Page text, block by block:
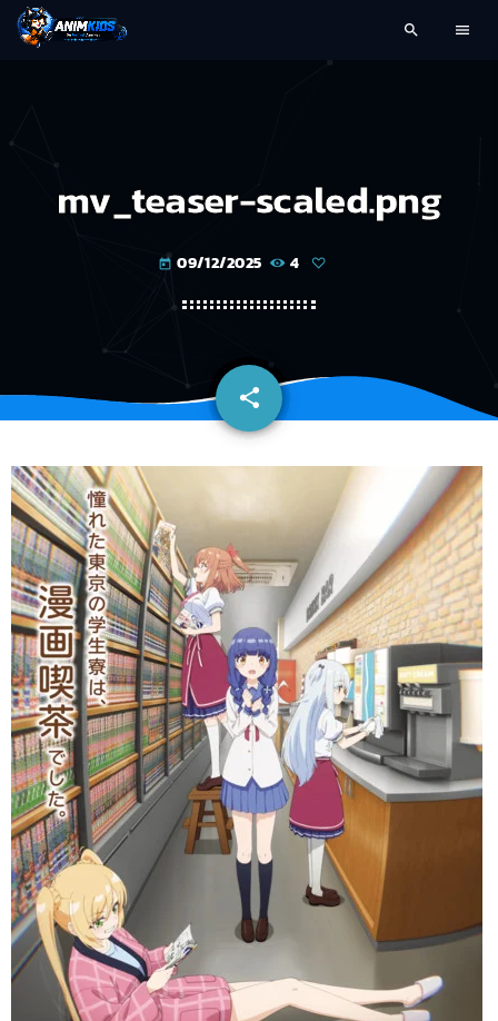
search menu
mv_teaser-scaled.png
today 09/12/2025 4
share
email